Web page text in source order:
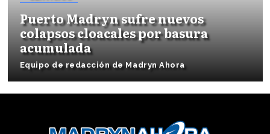
Puerto Madryn sufre nuevos
colapsos cloacales por basura
acumulada
Equipo de redacción de Madryn Ahora